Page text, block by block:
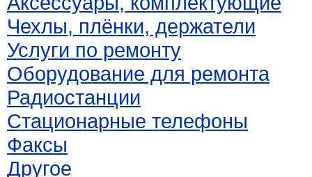
Чехлы, плёнки, держатели
Услуги по ремонту
Оборудование для ремонта
Радиостанции
Стационарные телефоны
Факсы
Другое